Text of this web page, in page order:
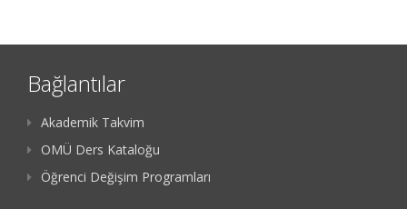
Bağlantılar
Akademik Takvim
OMÜ Ders Kataloğu
Öğrenci Değişim Programları